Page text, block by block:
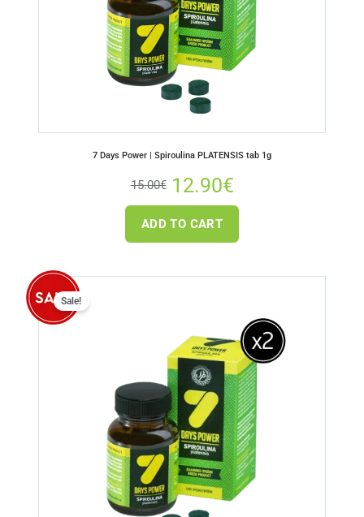
7 Days Power | Spiroulina PLATENSIS tab 1g
15.00€ 12.90€
ADD TO CART
Sale!